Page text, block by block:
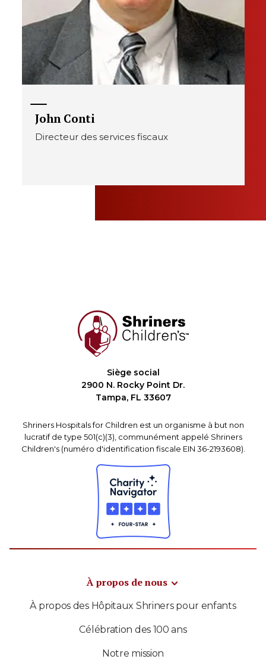
John Conti
Directeur des services fiscaux
Siège social
2900 N. Rocky Point Dr.
Tampa, FL 33607
Shriners Hospitals for Children est un organisme à but non
lucratif de type 501(c)(3), communément appelé Shriners
Children's (numéro d'identification fiscale EIN 36-2193608).
À propos de nous
À propos des Hôpitaux Shriners pour enfants
Célébration des 100 ans
Notre mission